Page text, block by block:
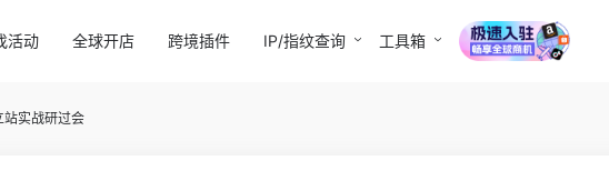
活动 全球开店 跨境插件 IP/指纹查询 工具箱
实战研过会